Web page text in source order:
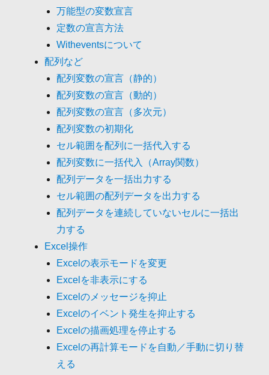
万能型の変数宣言
定数の宣言方法
Witheventsについて
配列など
配列変数の宣言（静的）
配列変数の宣言（動的）
配列変数の宣言（多次元）
配列変数の初期化
セル範囲を配列に一括代入する
配列変数に一括代入（Array関数）
配列データを一括出力する
セル範囲の配列データを出力する
配列データを連続していないセルに一括出
力する
Excel操作
Excelの表示モードを変更
Excelを非表示にする
Excelのメッセージを抑止
Excelのイベント発生を抑止する
Excelの描画処理を停止する
Excelの再計算モードを自動／手動に切り替
える